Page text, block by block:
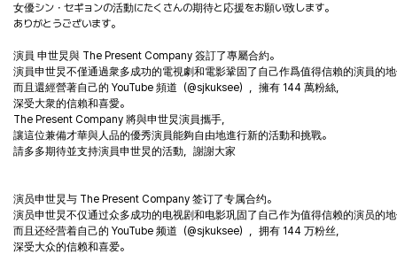
女優シン・セギョンの活動にたくさんの期待と応援をお願い致します。
ありがとうございます。
演員 申世炅與 The Present Company 簽訂了專屬合約。
演員申世炅不僅通過衆多成功的電視劇和電影鞏固了自己作爲值得信賴的演員的
而且還經營著自己的 YouTube 頻道（@sjkuksee），擁有 144 萬粉絲，
深受大衆的信賴和喜愛。
The Present Company 將與申世炅演員攜手，
讓這位兼備才華與人品的優秀演員能夠自由地進行新的活動和挑戰。
請多多期待並支持演員申世炅的活動，謝謝大家
演员申世炅与 The Present Company 签订了专属合约。
演员申世炅不仅通过众多成功的电视剧和电影巩固了自己作为值得信赖的演员的
而且还经营着自己的 YouTube 频道（@sjkuksee），拥有 144 万粉丝，
深受大众的信赖和喜爱。